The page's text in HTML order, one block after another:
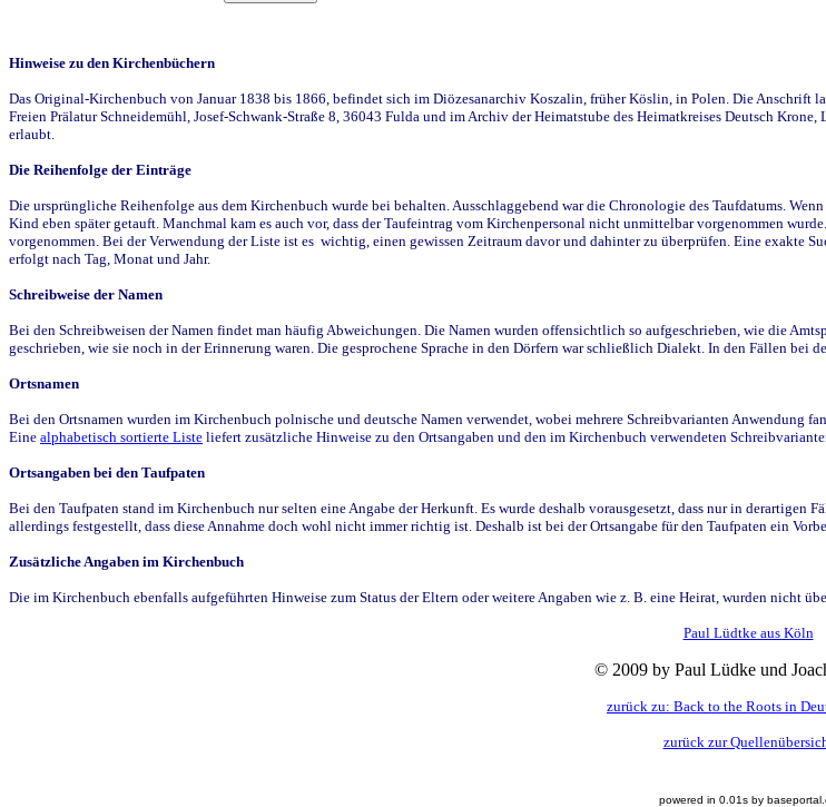
Hinweise zu den Kirchenbüchern
Das Original-Kirchenbuch von Januar 1838 bis 1866, befindet sich im Diözesanarchiv Koszalin, früher Köslin, in Polen. Die
Freien Prälatur Schneidemühl, Josef-Schwank-Straße 8, 36043 Fulda und im Archiv der Heimatstube des Heimatkreises Deutsch
erlaubt.
Die Reihenfolge der Einträge
Die ursprüngliche Reihenfolge aus dem Kirchenbuch wurde bei behalten. Ausschlaggebend war die Chronologie des Taufdatums.
Kind eben später getauft. Manchmal kam es auch vor, dass der Taufeintrag vom Kirchenpersonal nicht unmittelbar vorgenommen
vorgenommen. Bei der Verwendung der Liste ist es wichtig, einen gewissen Zeitraum davor und dahinter zu überprüfen. Eine exakte
erfolgt nach Tag, Monat und Jahr.
Schreibweise der Namen
Bei den Schreibweisen der Namen findet man häufig Abweichungen. Die Namen wurden offensichtlich so aufgeschrieben, wie die
geschrieben, wie sie noch in der Erinnerung waren. Die gesprochene Sprache in den Dörfern war schließlich Dialekt. In den Fällen bei
Ortsnamen
Bei den Ortsnamen wurden im Kirchenbuch polnische und deutsche Namen verwendet, wobei mehrere Schreibvarianten Anwendung
Eine alphabetisch sortierte Liste liefert zusätzliche Hinweise zu den Ortsangaben und den im Kirchenbuch verwendeten
Ortsangaben bei den Taufpaten
Bei den Taufpaten stand im Kirchenbuch nur selten eine Angabe der Herkunft. Es wurde deshalb vorausgesetzt, dass nur in
allerdings festgestellt, dass diese Annahme doch wohl nicht immer richtig ist. Deshalb ist bei der Ortsangabe für den Taufpaten ein
Zusätzliche Angaben im Kirchenbuch
Die im Kirchenbuch ebenfalls aufgeführten Hinweise zum Status der Eltern oder weitere Angaben wie z. B. eine Heirat, wurden nicht
Paul Lüdtke aus Köln
© 2009 by Paul Lüdke und
zurück zu: Back to the Roots in
zurück zur
powered in 0.01s by